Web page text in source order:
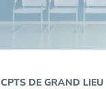
CPTS DE GRAND LIEU